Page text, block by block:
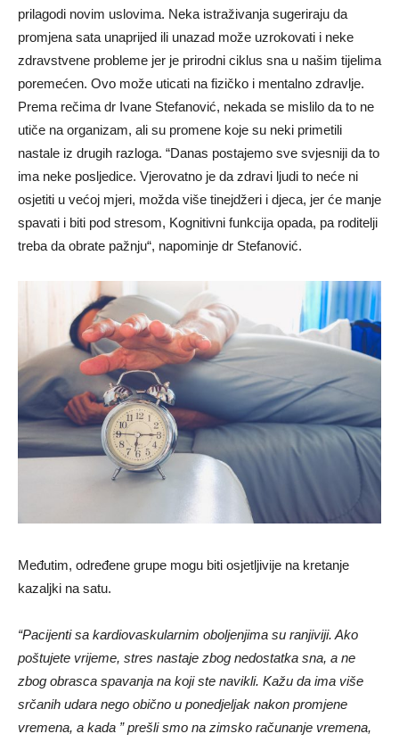
prilagodi novim uslovima. Neka istraživanja sugeriraju da
promjena sata unaprijed ili unazad može uzrokovati i neke
zdravstvene probleme jer je prirodni ciklus sna u našim tijelima
poremećen. Ovo može uticati na fizičko i mentalno zdravlje.
Prema rečima dr Ivane Stefanović, nekada se mislilo da to ne
utiče na organizam, ali su promene koje su neki primetili
nastale iz drugih razloga. “Danas postajemo sve svjesniji da to
ima neke posljedice. Vjerovatno je da zdravi ljudi to neće ni
osjetiti u većoj mjeri, možda više tinejdžeri i djeca, jer će manje
spavati i biti pod stresom, Kognitivni funkcija opada, pa roditelji
treba da obrate pažnju“, napominje dr Stefanović.
Međutim, određene grupe mogu biti osjetljivije na kretanje
kazaljki na satu.
“Pacijenti sa kardiovaskularnim oboljenjima su ranjiviji. Ako
poštujete vrijeme, stres nastaje zbog nedostatka sna, a ne
zbog obrasca spavanja na koji ste navikli. Kažu da ima više
srčanih udara nego obično u ponedjeljak nakon promjene
vremena, a kada ” prešli smo na zimsko računanje vremena,